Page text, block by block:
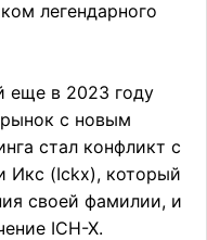
легендарного
еще в 2023 году
с новым
стал конфликт с
Икс (Ickx), который
своей фамилии, и
ICH-X.